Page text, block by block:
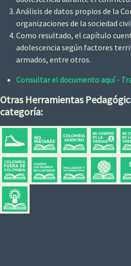
Análisis de datos propios de la
organizaciones de la sociedad
Como resultado, el capítulo
adolescencia según factores
armados, entre otros.
Consultar el documento aquí -
Otras Herramientas
categoría: